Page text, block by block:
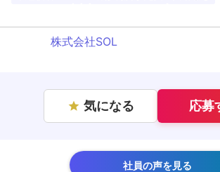
株式会社SOL
star 気になる 応募
社員の声を見る